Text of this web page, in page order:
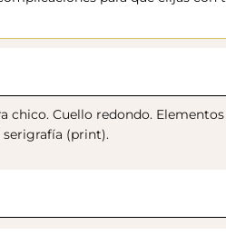
chico. Cuello redondo.
serigrafía (print).